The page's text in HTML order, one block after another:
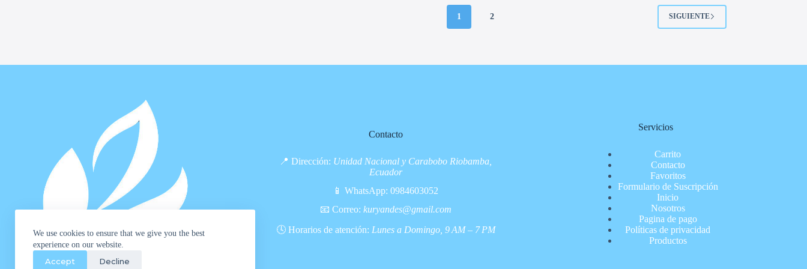
We use cookies to ensure that we give you the best
experience on our website.
Accept Decline
1 2 SIGUIENTE
Contacto
📍 Dirección: Unidad Nacional y Carabobo Riobamba,
Ecuador
📱 WhatsApp: 0984603052
📧 Correo: kuryandes@gmail.com
🕓 Horarios de atención: Lunes a Domingo, 9 AM – 7 PM
Servicios
Carrito
Contacto
Favoritos
Formulario de Suscripción
Inicio
Nosotros
Pagina de pago
Políticas de privacidad
Productos